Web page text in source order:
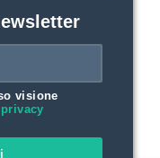
visione